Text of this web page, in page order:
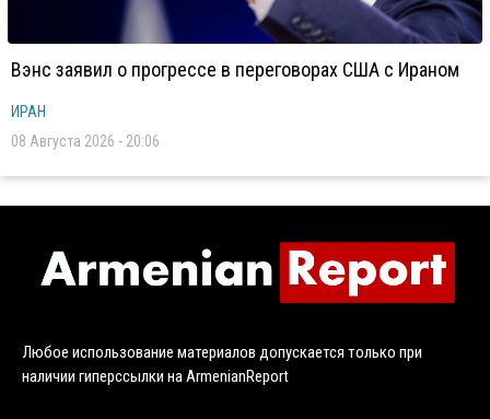
Вэнс заявил о прогрессе в переговорах США с Ираном
ИРАН
08 Августа 2026 - 20:06
Любое использование материалов допускается только при
наличии гиперссылки на ArmenianReport